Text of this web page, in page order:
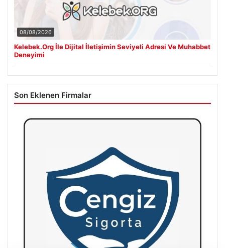
08/08/2026
Kelebek.Org İle Dijital İletişimin Seviyeli Adresi Ve Muhabbet
Deneyimi
Son Eklenen Firmalar